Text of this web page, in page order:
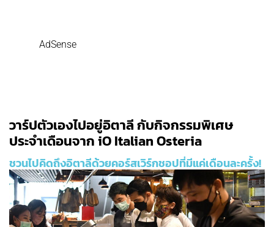
AdSense
วาร์ปตัวเองไปอยู่อิตาลี กับกิจกรรมพิเศษ
ประจำเดือนจาก iO Italian Osteria
ชวนไปคิดถึงอิตาลีด้วยคอร์สเวิร์กชอปที่มีแค่เดือนละครั้ง!